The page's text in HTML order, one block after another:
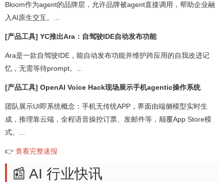
Bloom作为agent的品牌层，允许品牌被agent直接调用，帮助企业融
入AI原生交互。...
[产品工具] YC推出Ara：自驾驶IDE自动发布功能
Ara是一款自驾驶IDE，能自动发布功能并维护跨应用的自我改进记
忆，无需等待prompt。...
[产品工具] OpenAI Voice Hack现场展示手机agentic操作系统
团队展示UI即系统概念：手机无传统APP，界面由端侧模型实时生
成，推理靠云端，全程语音操控订票、发邮件等，颠覆App Store模
式。...
👉 查看完整速报
📰 AI 行业快讯